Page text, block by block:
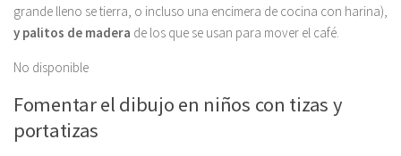
grande lleno se tierra, o incluso una encimera de cocina con harina),
y palitos de madera de los que se usan para mover el café.
No disponible
Fomentar el dibujo en niños con tizas y
portatizas